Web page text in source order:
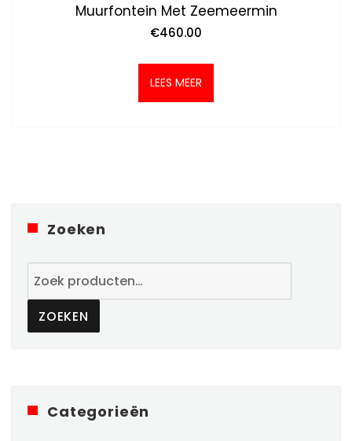
Muurfontein Met Zeemeermin
€460.00
LEES MEER
Zoeken
ZOEKEN
Categorieën